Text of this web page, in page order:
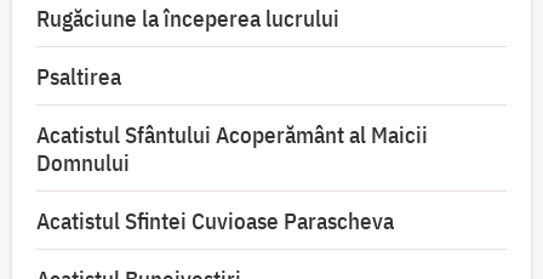
Rugăciune la începerea lucrului
Psaltirea
Acatistul Sfântului Acoperământ al Maicii
Domnului
Acatistul Sfintei Cuvioase Parascheva